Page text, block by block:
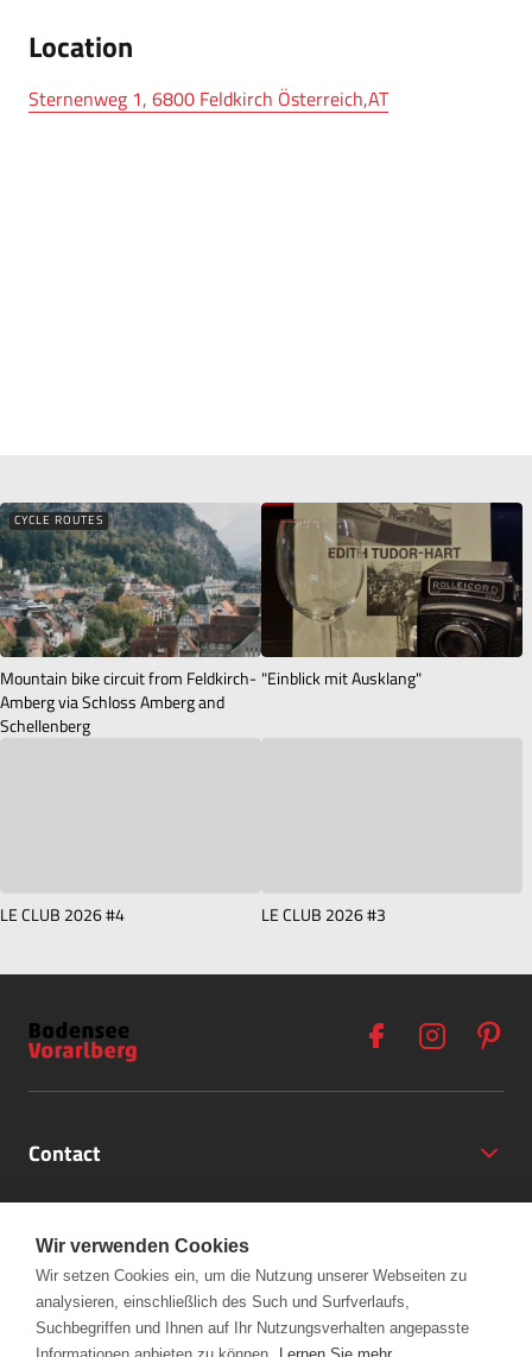
Location
Sternenweg 1, 6800 Feldkirch Österreich,AT
CYCLE ROUTES
Mountain bike circuit from Feldkirch-
Amberg via Schloss Amberg and
Schellenberg
"Einblick mit Ausklang"
LE CLUB 2026 #4 LE CLUB 2026 #3
Contact
+43 (5572) 40797
Opening Hours
Partner
Links
Wir verwenden Cookies
Wir setzen Cookies ein, um die Nutzung unserer Webseiten zu
analysieren, einschließlich des Such und Surfverlaufs,
Suchbegriffen und Ihnen auf Ihr Nutzungsverhalten angepasste